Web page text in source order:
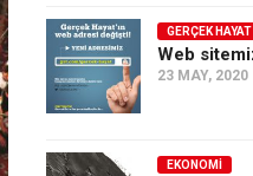
GERÇEK HAYAT
Web
23 MAY, 2020
EKONOMI